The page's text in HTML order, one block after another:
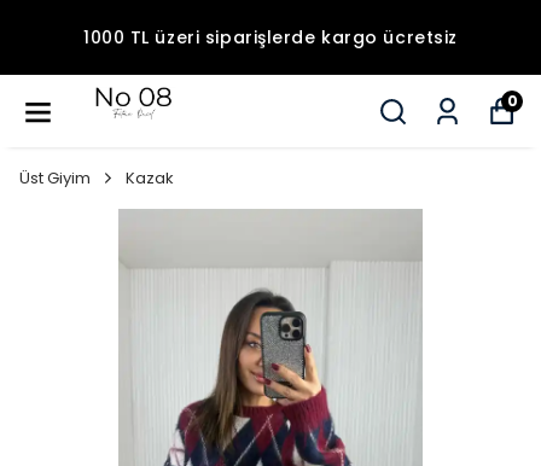
1000 TL üzeri siparişlerde kargo ücretsiz
0
Üst Giyim Kazak